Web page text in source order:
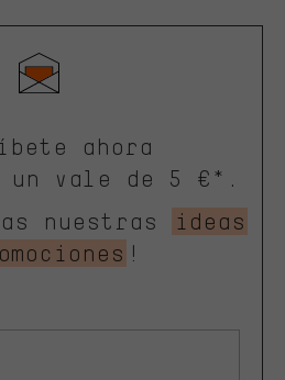
ahora
un vale de 5 €*.
nuestras
ideas
!